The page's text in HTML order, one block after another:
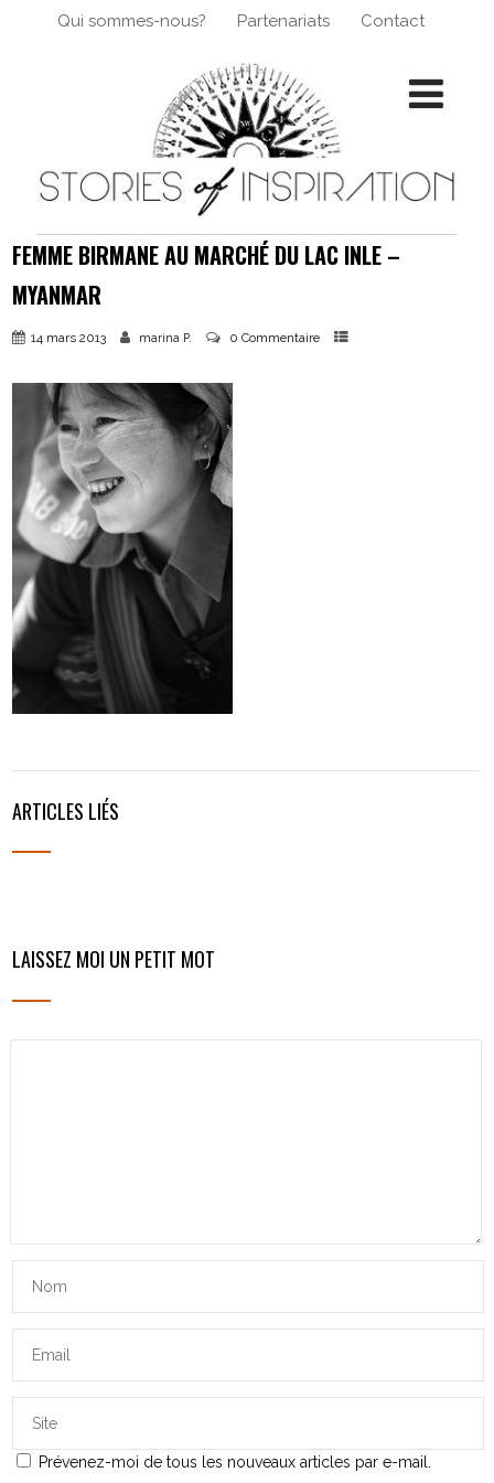
Qui sommes-nous? Partenariats Contact
FEMME BIRMANE AU MARCHÉ DU LAC INLE –
MYANMAR
14 mars 2013 marina P. 0 Commentaire
ARTICLES LIÉS
LAISSEZ MOI UN PETIT MOT
Prévenez-moi de tous les nouveaux articles par e-mail.